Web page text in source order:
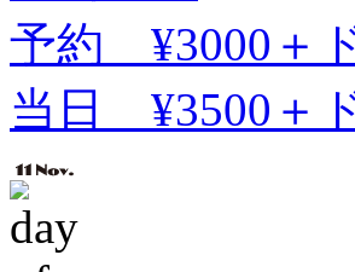
予約 ¥3000＋
当日 ¥3500＋